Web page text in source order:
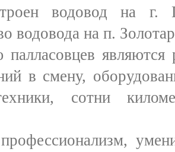
водовод на г.
водовода на п.
являются
в смену,
сотни